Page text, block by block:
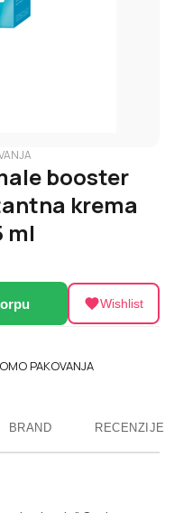
booster
krema
ml
Wishlist
PAKOVANJA
BRAND RECENZIJE